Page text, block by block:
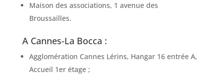
Maison des associations, 1 avenue des
Broussailles.
A Cannes-La Bocca :
Agglomération Cannes Lérins, Hangar 16 entrée A,
Accueil 1er étage ;